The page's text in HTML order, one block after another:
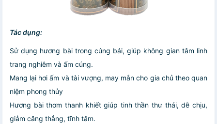
Tác dụng:
Sử dụng hương bài trong cúng bái, giúp không gian tâm linh
trang nghiêm và ấm cúng.
Mang lại hơi ấm và tài vượng, may mắn cho gia chủ theo quan
niệm phong thủy
Hương bài thơm thanh khiết giúp tinh thần thư thái, dễ chịu,
giảm căng thẳng, tĩnh tâm.